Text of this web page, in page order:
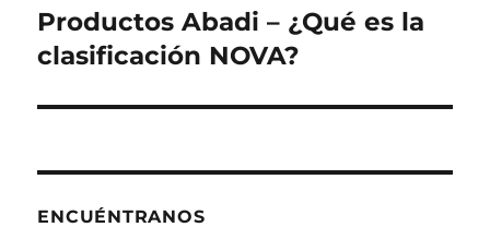
Siguiente
entrada:
Productos Abadi – ¿Qué es la
clasificación NOVA?
ENCUÉNTRANOS